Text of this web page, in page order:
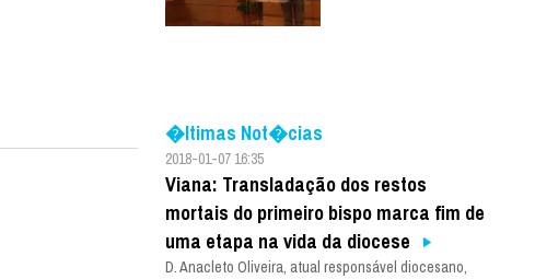
�ltimas Not�cias
2018-01-07 16:35
Viana: Transladação dos restos
mortais do primeiro bispo marca fim de
uma etapa na vida da diocese
D. Anacleto Oliveira, atual responsável diocesano,